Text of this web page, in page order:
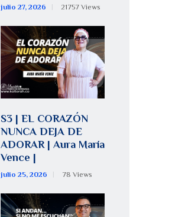
julio 27, 2026 21757 Views
S3 | EL CORAZÓN
NUNCA DEJA DE
ADORAR | Aura María
Vence |
julio 25, 2026 78 Views